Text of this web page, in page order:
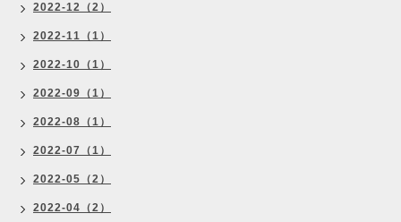
2022-12（2）
2022-11（1）
2022-10（1）
2022-09（1）
2022-08（1）
2022-07（1）
2022-05（2）
2022-04（2）